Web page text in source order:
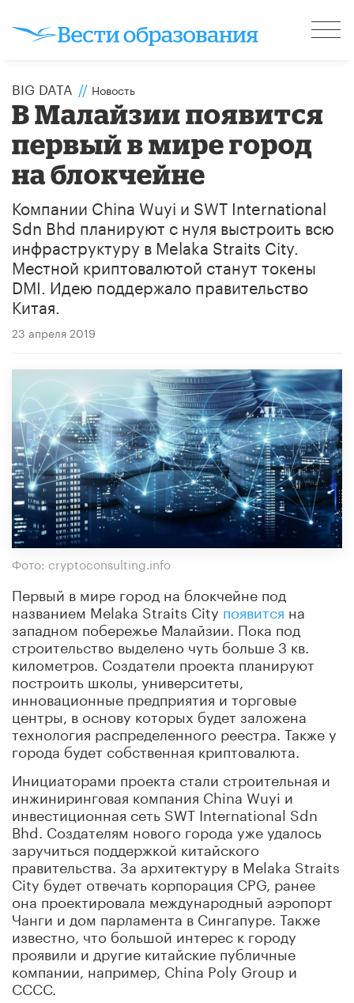
BIG DATA // Новость
В Малайзии появится
первый в мире город
на блокчейне
Компании China Wuyi и SWT International
Sdn Bhd планируют с нуля выстроить всю
инфраструктуру в Melaka Straits City.
Местной криптовалютой станут токены
DMI. Идею поддержало правительство
Китая.
23 апреля 2019
Фото: cryptoconsulting.info
Первый в мире город на блокчейне под
названием Melaka Straits City появитсяна
западном побережье Малайзии. Пока под
строительство выделено чуть больше 3 кв.
километров. Создатели проекта планируют
построить школы, университеты,
инновационные предприятия и торговые
центры, в основу которых будет заложена
технология распределенного реестра. Также у
города будет собственная криптовалюта.
Инициаторами проекта стали строительная и
инжиниринговая компания China Wuyi и
инвестиционная сеть SWT International Sdn
Bhd. Создателям нового города уже удалось
заручиться поддержкой китайского
правительства. За архитектуру в Melaka Straits
City будет отвечать корпорация CPG, ранее
она проектировала международный аэропорт
Чанги и дом парламента в Сингапуре. Также
известно, что большой интерес к городу
проявили и другие китайские публичные
компании, например, China Poly Group и
CCCC.